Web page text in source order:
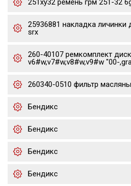
251xy32 ремень грм 251-32
25936881 накладка личинки
srx
260-40107 ремкомплект
v6#w,v7#w,v8#w,v9#w "00-
260340-0510 фильтр
Бендикс
Бендикс
Бендикс
Бендикс